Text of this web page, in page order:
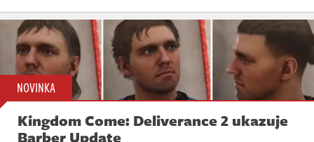
NOVINKA
Kingdom Come: Deliverance 2 ukazuje
Barber Update